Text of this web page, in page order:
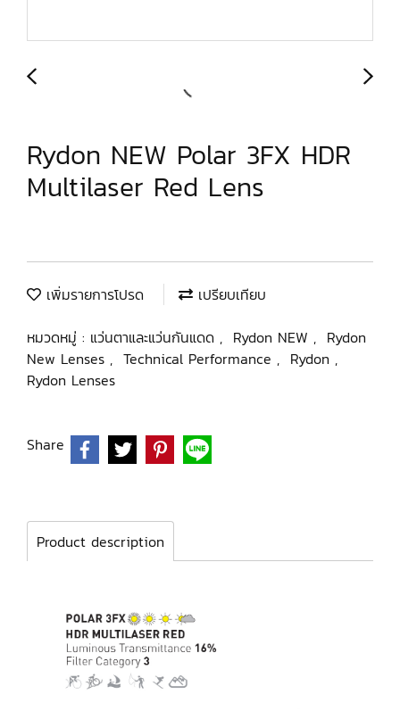
Rydon NEW Polar 3FX HDR
Multilaser Red Lens
เพิ่มรายการโปรด
เปรียบเทียบ
หมวดหมู่ : แว่นตาและแว่นกันแดด , Rydon NEW , Rydon
New Lenses , Technical Performance , Rydon ,
Rydon Lenses
Share
Product description